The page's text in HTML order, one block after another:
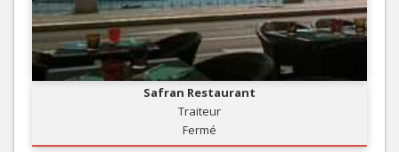
Safran Restaurant
Traiteur
Fermé